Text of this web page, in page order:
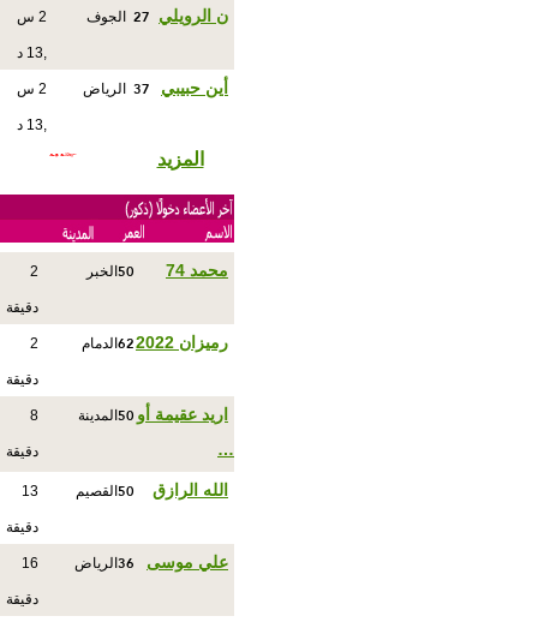
ن الرويلي 27 الجوف 2 س
,13 د
أين حبيبي 37 الرياض 2 س
,13 د
المزيد
محمد 74 50 الخبر 2
دقيقة
رميزان 2022 62 الدمام 2
دقيقة
اريد عقيمة أو
…
50 المدينة 8
دقيقة
الله الرازق 50 القصيم 13
دقيقة
علي موسى 36 الرياض 16
دقيقة